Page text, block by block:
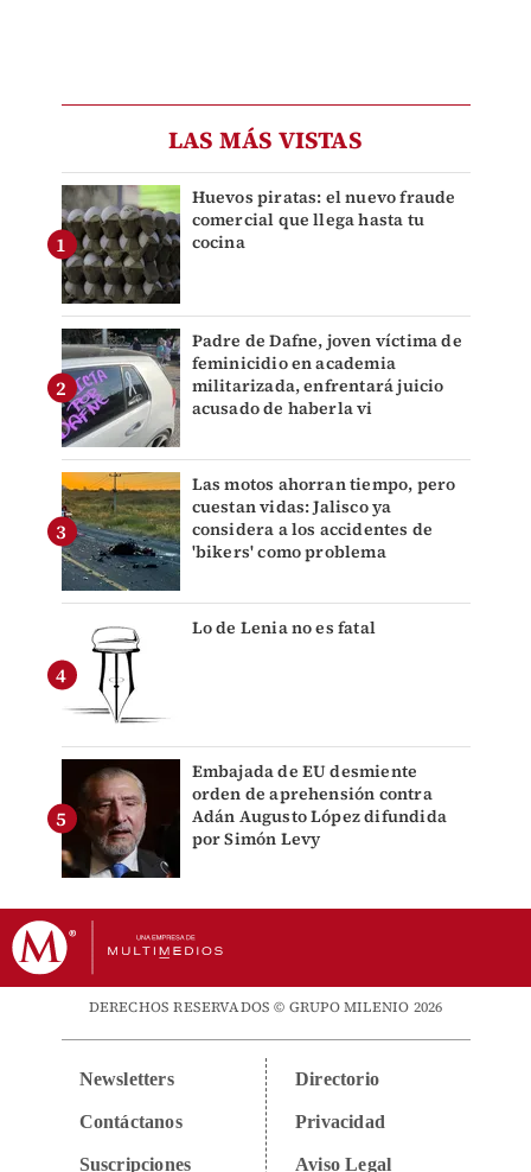
LAS MÁS VISTAS
Huevos piratas: el nuevo fraude
comercial que llega hasta tu
cocina
Padre de Dafne, joven víctima de
feminicidio en academia
militarizada, enfrentará juicio
acusado de haberla vi
Las motos ahorran tiempo, pero
cuestan vidas: Jalisco ya
considera a los accidentes de
'bikers' como problema
Lo de Lenia no es fatal
Embajada de EU desmiente
orden de aprehensión contra
Adán Augusto López difundida
por Simón Levy
DERECHOS RESERVADOS © GRUPO MILENIO 2026
Newsletters
Contáctanos
Suscripciones
Directorio
Privacidad
Aviso Legal